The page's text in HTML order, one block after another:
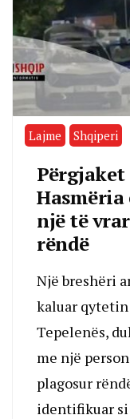
Lajme Shqiperi
një të
rëndë
Një breshëri
kaluar
Tepelenës,
me një
plagosur
identifikuar si